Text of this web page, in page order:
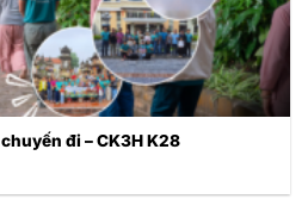
đi – CK3H K28